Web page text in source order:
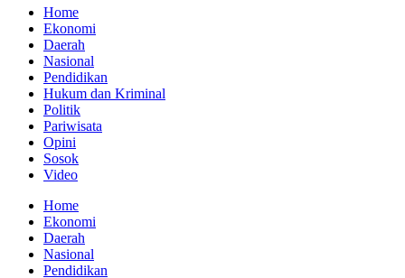
Home
Ekonomi
Daerah
Nasional
Pendidikan
Hukum dan Kriminal
Politik
Pariwisata
Opini
Sosok
Video
Home
Ekonomi
Daerah
Nasional
Pendidikan